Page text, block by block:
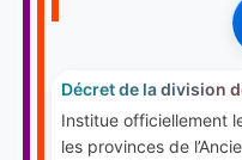
Décret de la division
Institue officiellement
les provinces de